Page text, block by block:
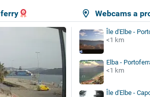
Webcams a
Île d'Elbe -
<1 km
Elba -
<1 km
Île d'Elbe -